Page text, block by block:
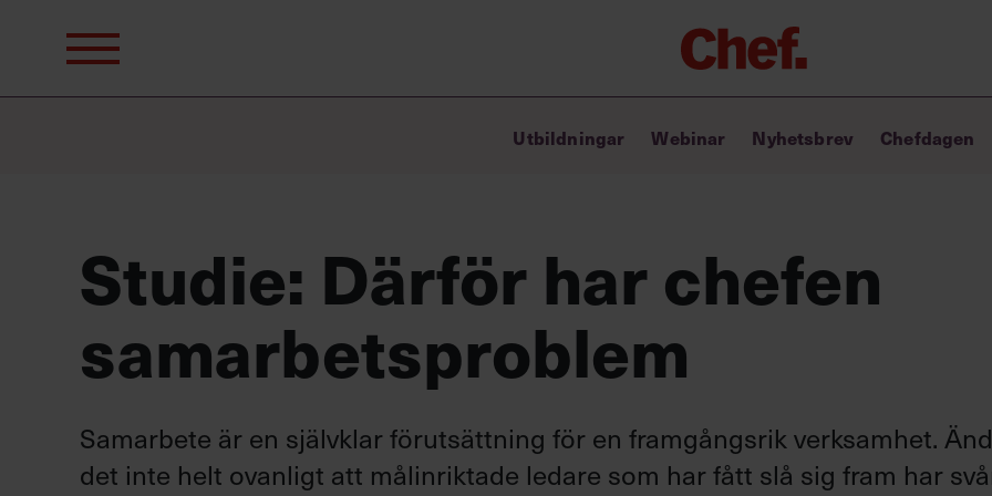
efter: Chefakademin+
Lyft ditt ledarskap med C+
Ledarskapstest
Chef GPT – din chefsassistent i
Utbildningar Webinar Nyhetsbrev Chefdagen
Studie: Därför har chefen
samarbetsproblem
Samarbete är en självklar förutsättning för en framgångsrik verksamhet.
det inte helt ovanligt att målinriktade ledare som har fått slå sig fram har